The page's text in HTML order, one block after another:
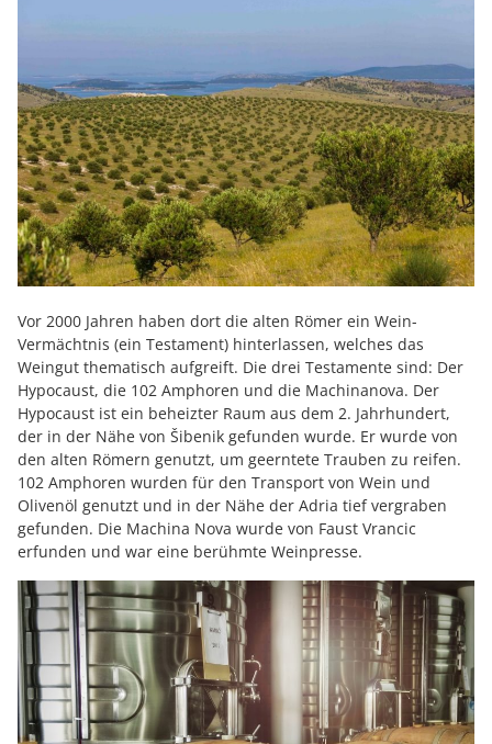
Vor 2000 Jahren haben dort die alten Römer ein Wein-
Vermächtnis (ein Testament) hinterlassen, welches das
Weingut thematisch aufgreift. Die drei Testamente sind: Der
Hypocaust, die 102 Amphoren und die Machinanova. Der
Hypocaust ist ein beheizter Raum aus dem 2. Jahrhundert,
der in der Nähe von Šibenik gefunden wurde. Er wurde von
den alten Römern genutzt, um geerntete Trauben zu reifen.
102 Amphoren wurden für den Transport von Wein und
Olivenöl genutzt und in der Nähe der Adria tief vergraben
gefunden. Die Machina Nova wurde von Faust Vrancic
erfunden und war eine berühmte Weinpresse.